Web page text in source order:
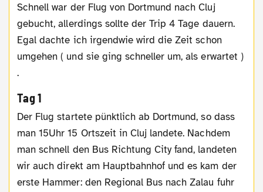
Schnell war der Flug von Dortmund nach Cluj
gebucht, allerdings sollte der Trip 4 Tage dauern.
Egal dachte ich irgendwie wird die Zeit schon
umgehen ( und sie ging schneller um, als erwartet )
.
Tag 1
Der Flug startete pünktlich ab Dortmund, so dass
man 15Uhr 15 Ortszeit in Cluj landete. Nachdem
man schnell den Bus Richtung City fand, landeten
wir auch direkt am Hauptbahnhof und es kam der
erste Hammer: den Regional Bus nach Zalau fuhr